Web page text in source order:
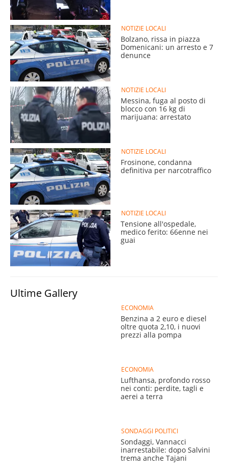
NOTIZIE LOCALI
Bolzano, rissa in piazza
Domenicani: un arresto e 7
denunce
NOTIZIE LOCALI
Messina, fuga al posto di
blocco con 16 kg di
marijuana: arrestato
NOTIZIE LOCALI
Frosinone, condanna
definitiva per narcotraffico
NOTIZIE LOCALI
Tensione all'ospedale,
medico ferito: 66enne nei
guai
Ultime Gallery
ECONOMIA
Benzina a 2 euro e diesel
oltre quota 2,10, i nuovi
prezzi alla pompa
ECONOMIA
Lufthansa, profondo rosso
nei conti: perdite, tagli e
aerei a terra
SONDAGGI POLITICI
Sondaggi, Vannacci
inarrestabile: dopo Salvini
trema anche Tajani